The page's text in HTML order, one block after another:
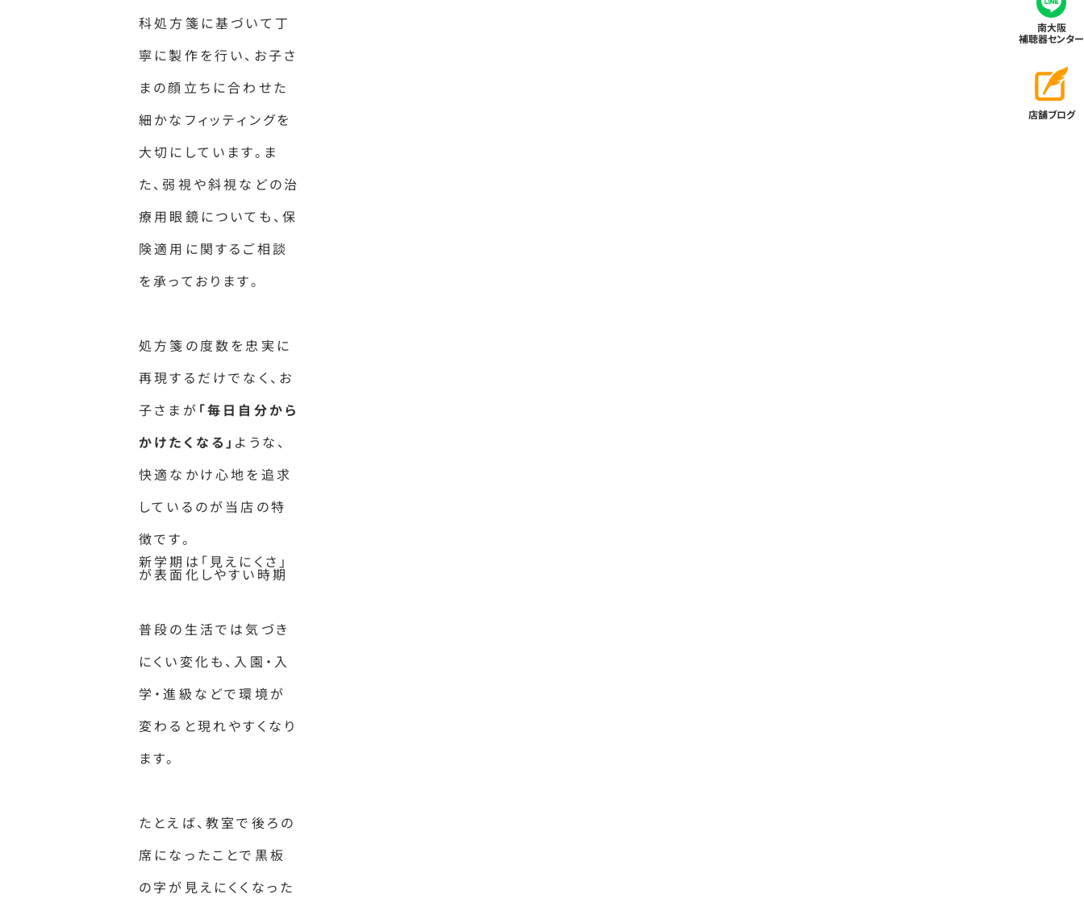
南大阪
補聴器センター
店舗ブログ
科処方箋に基づいて丁
寧に製作を行い、お子さ
まの顔立ちに合わせた
細かなフィッティングを
大切にしています。ま
た、弱視や斜視などの治
療用眼鏡についても、保
険適用に関するご相談
を承っております。
処方箋の度数を忠実に
再現するだけでなく、お
子さまが 「毎日自分から
かけたくなる」 ような、
快適なかけ心地を追求
しているのが当店の特
徴です。
新学期は「見えにくさ」
が表面化しやすい時期
普段の生活では気づき
にくい変化も、入園・入
学・進級などで環境が
変わると現れやすくなり
ます。
たとえば、教室で後ろの
席になったことで黒板
の字が見えにくくなった